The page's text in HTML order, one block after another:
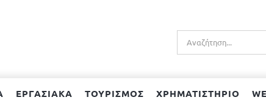
Αναζήτηση
για:
ΕΡΓΑΣΙΑΚΑ ΤΟΥΡΙΣΜΟΣ ΧΡΗΜΑΤΙΣΤΗΡΙΟ